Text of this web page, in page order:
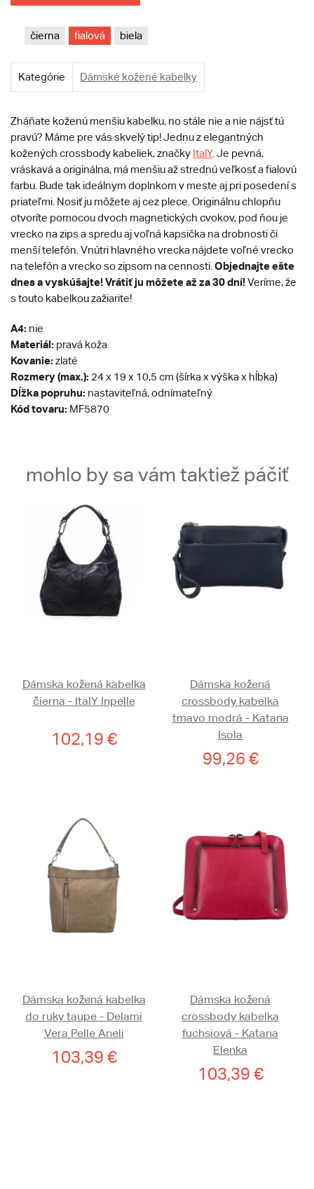
čierna fialová biela
Kategórie Dámské kožené kabelky
Zháňate koženú menšiu kabelku, no stále nie a nie nájsť tú
pravú? Máme pre vás skvelý tip! Jednu z elegantných
kožených crossbody kabeliek, značky ItalY. Je pevná,
vráskavá a originálna, má menšiu až strednú veľkosť a fialovú
farbu. Bude tak ideálnym doplnkom v meste aj pri posedení s
priateľmi. Nosiť ju môžete aj cez plece. Originálnu chlopňu
otvoríte pomocou dvoch magnetických cvokov, pod ňou je
vrecko na zips a spredu aj voľná kapsička na drobnosti či
menší telefón. Vnútri hlavného vrecka nájdete voľné vrecko
na telefón a vrecko so zipsom na cennosti. Objednajte ešte
dnes a vyskúšajte! Vrátiť ju môžete až za 30 dní!Veríme, že
s touto kabelkou zažiarite!
A4: nie
Materiál: pravá koža
Kovanie: zlaté
Rozmery (max.): 24 x 19 x 10,5 cm (šírka x výška x hĺbka)
Dĺžka popruhu: nastaviteľná, odnímateľný
Kód tovaru: MF5870
mohlo by sa vám taktiež páčiť
Dámska kožená kabelka
čierna - ItalY Inpelle
102,19 €
Dámska kožená
crossbody kabelka
tmavo modrá - Katana
Isola
99,26 €
Dámska kožená kabelka
do ruky taupe - Delami
Vera Pelle Aneli
103,39 €
Dámska kožená
crossbody kabelka
fuchsiová - Katana
Elenka
103,39 €